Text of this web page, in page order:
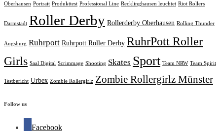
Oberhausen Portrait Produkttest Professional Line Recklinghausen leuchtet Riot Rollers
Darmstadt Roller Derby Rollerderby Oberhausen Rolling Thunder
Augsburg Ruhrpott Ruhrpott Roller Derby RuhrPott Roller
Girls Saal Digital Scrimmage Shooting Skates Sport Team NRW Team Spirit
Testbericht Urbex Zombie Rollergirlz Zombie Rollergirlz Münster
Follow us
Facebook